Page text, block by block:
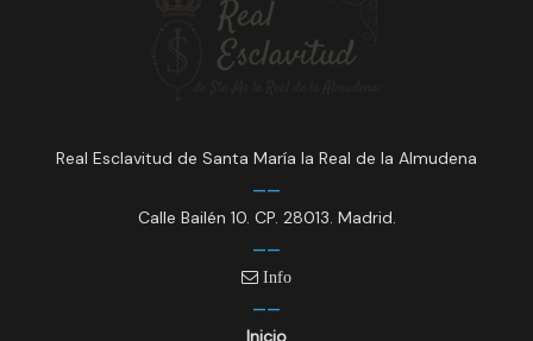
Real Esclavitud de Santa María la Real de la Almudena
Calle Bailén 10. CP. 28013. Madrid.
Info
Inicio